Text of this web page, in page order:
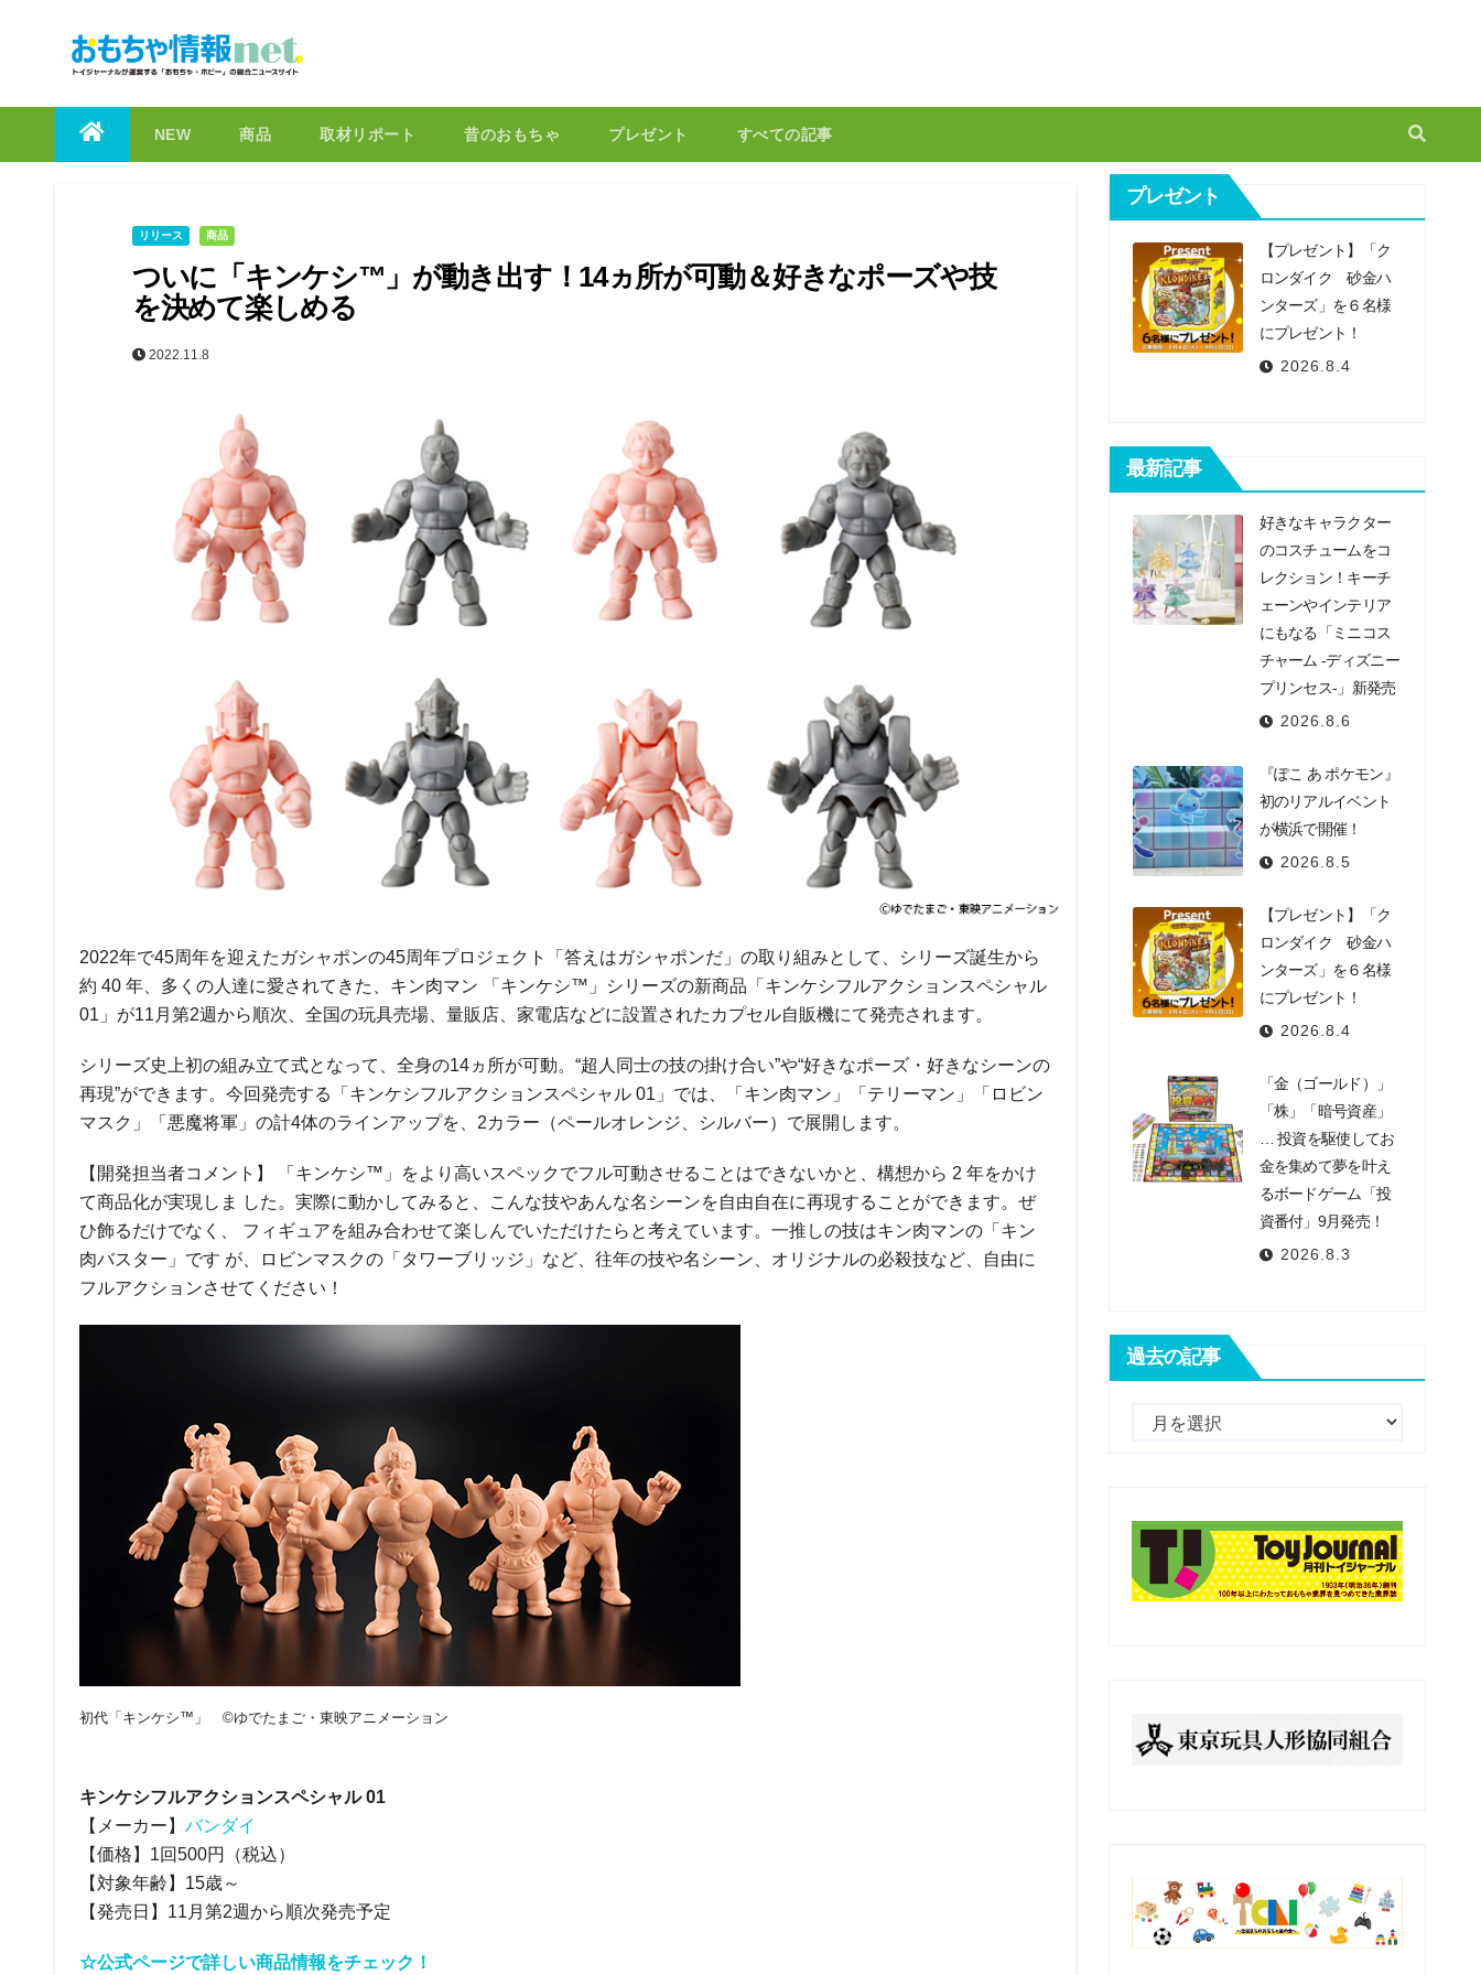
NEW 商品 取材リポート 昔のおもちゃ プレゼント すべての記事
リリース 商品
ついに「キンケシ™」が動き出す！14ヵ所が可動＆好きなポーズや技
を決めて楽しめる
2022.11.8
2022年で45周年を迎えたガシャポンの45周年プロジェクト「答えはガシャポンだ」の取り組みとして、シリーズ誕生から
約 40 年、多くの人達に愛されてきた、キン肉マン 「キンケシ™」シリーズの新商品「キンケシフルアクションスペシャル
01」が11月第2週から順次、全国の玩具売場、量販店、家電店などに設置されたカプセル自販機にて発売されます。
シリーズ史上初の組み立て式となって、全身の14ヵ所が可動。“超人同士の技の掛け合い”や“好きなポーズ・好きなシーンの
再現”ができます。今回発売する「キンケシフルアクションスペシャル 01」では、「キン肉マン」「テリーマン」「ロビン
マスク」「悪魔将軍」の計4体のラインアップを、2カラー（ペールオレンジ、シルバー）で展開します。
【開発担当者コメント】 「キンケシ™」をより高いスペックでフル可動させることはできないかと、構想から 2 年をかけ
て商品化が実現しま した。実際に動かしてみると、こんな技やあんな名シーンを自由自在に再現することができます。ぜ
ひ飾るだけでなく、 フィギュアを組み合わせて楽しんでいただけたらと考えています。一推しの技はキン肉マンの「キン
肉バスター」です が、ロビンマスクの「タワーブリッジ」など、往年の技や名シーン、オリジナルの必殺技など、自由に
フルアクションさせてください！
初代「キンケシ™」 ©ゆでたまご・東映アニメーション
キンケシフルアクションスペシャル 01
【メーカー】 バンダイ
【価格】1回500円（税込）
【対象年齢】15歳～
【発売日】11月第2週から順次発売予定
☆公式ページで詳しい商品情報をチェック！
プレゼント
【プレゼント】「ク
ロンダイク 砂金ハ
ンターズ」を６名様
にプレゼント！
2026.8.4
最新記事
好きなキャラクター
のコスチュームをコ
レクション！キーチ
ェーンやインテリア
にもなる「ミニコス
チャーム -ディズニー
プリンセス-」新発売
2026.8.6
『ぽこ あ ポケモン』
初のリアルイベント
が横浜で開催！
2026.8.5
【プレゼント】「ク
ロンダイク 砂金ハ
ンターズ」を６名様
にプレゼント！
2026.8.4
「金（ゴールド）」
「株」「暗号資産」
… 投資を駆使してお
金を集めて夢を叶え
るボードゲーム「投
資番付」9月発売！
2026.8.3
過去の記事
記
事